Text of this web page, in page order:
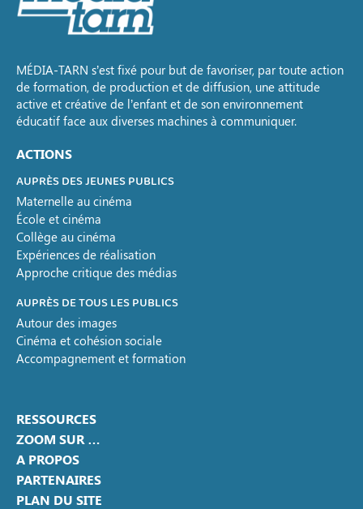
MÉDIA-TARN s’est fixé pour but de favoriser, par toute action
de formation, de production et de diffusion, une attitude
active et créative de l’enfant et de son environnement
éducatif face aux diverses machines à communiquer.
ACTIONS
AUPRÈS DES JEUNES PUBLICS
Maternelle au cinéma
École et cinéma
Collège au cinéma
Expériences de réalisation
Approche critique des médias
AUPRÈS DE TOUS LES PUBLICS
Autour des images
Cinéma et cohésion sociale
Accompagnement et formation
RESSOURCES
ZOOM SUR …
A PROPOS
PARTENAIRES
PLAN DU SITE